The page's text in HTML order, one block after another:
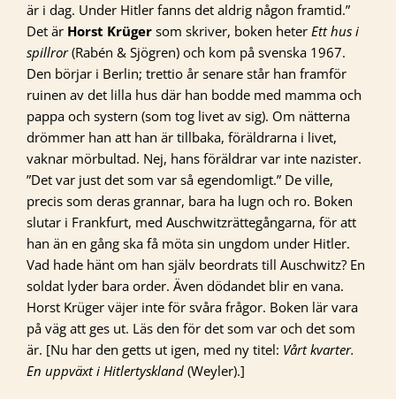
är i dag. Under Hitler fanns det aldrig någon framtid.”
Det är Horst Krüger som skriver, boken heter Ett hus i
spillror(Rabén & Sjögren) och kom på svenska 1967.
Den börjar i Berlin; trettio år senare står han framför
ruinen av det lilla hus där han bodde med mamma och
pappa och systern (som tog livet av sig). Om nätterna
drömmer han att han är tillbaka, föräldrarna i livet,
vaknar mörbultad. Nej, hans föräldrar var inte nazister.
”Det var just det som var så egendomligt.” De ville,
precis som deras grannar, bara ha lugn och ro. Boken
slutar i Frankfurt, med Auschwitzrättegångarna, för att
han än en gång ska få möta sin ungdom under Hitler.
Vad hade hänt om han själv beordrats till Auschwitz? En
soldat lyder bara order. Även dödandet blir en vana.
Horst Krüger väjer inte för svåra frågor. Boken lär vara
på väg att ges ut. Läs den för det som var och det som
är. [Nu har den getts ut igen, med ny titel: Vårt kvarter.
En uppväxt i Hitlertyskland (Weyler).]